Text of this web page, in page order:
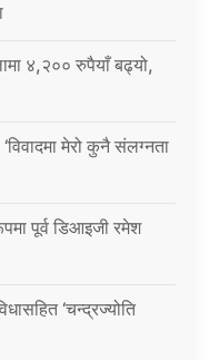
४,२०० रुपैयाँ बढ्यो,
‘विवादमा मेरो कुनै संलग्नता
पूर्व डिआइजी रमेश
‘चन्द्रज्योति